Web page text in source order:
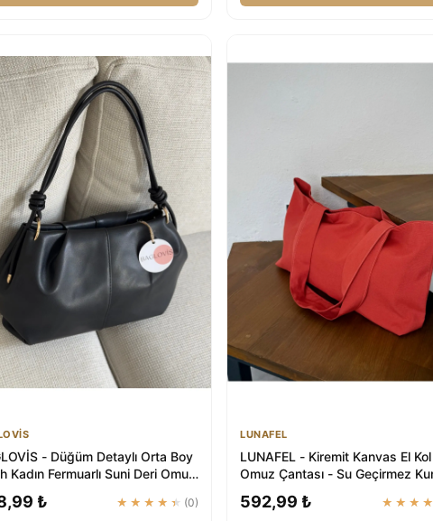
- Düğüm Detaylı Orta Boy
Kadın Fermuarlı Suni Deri Omuz
₺ ★★★★★ (0)
LUNAFEL
LUNAFEL - Kiremit Kanvas El Kol
Omuz Çantası - Su Geçirmez
- Tote Bez E...
592,99 ₺